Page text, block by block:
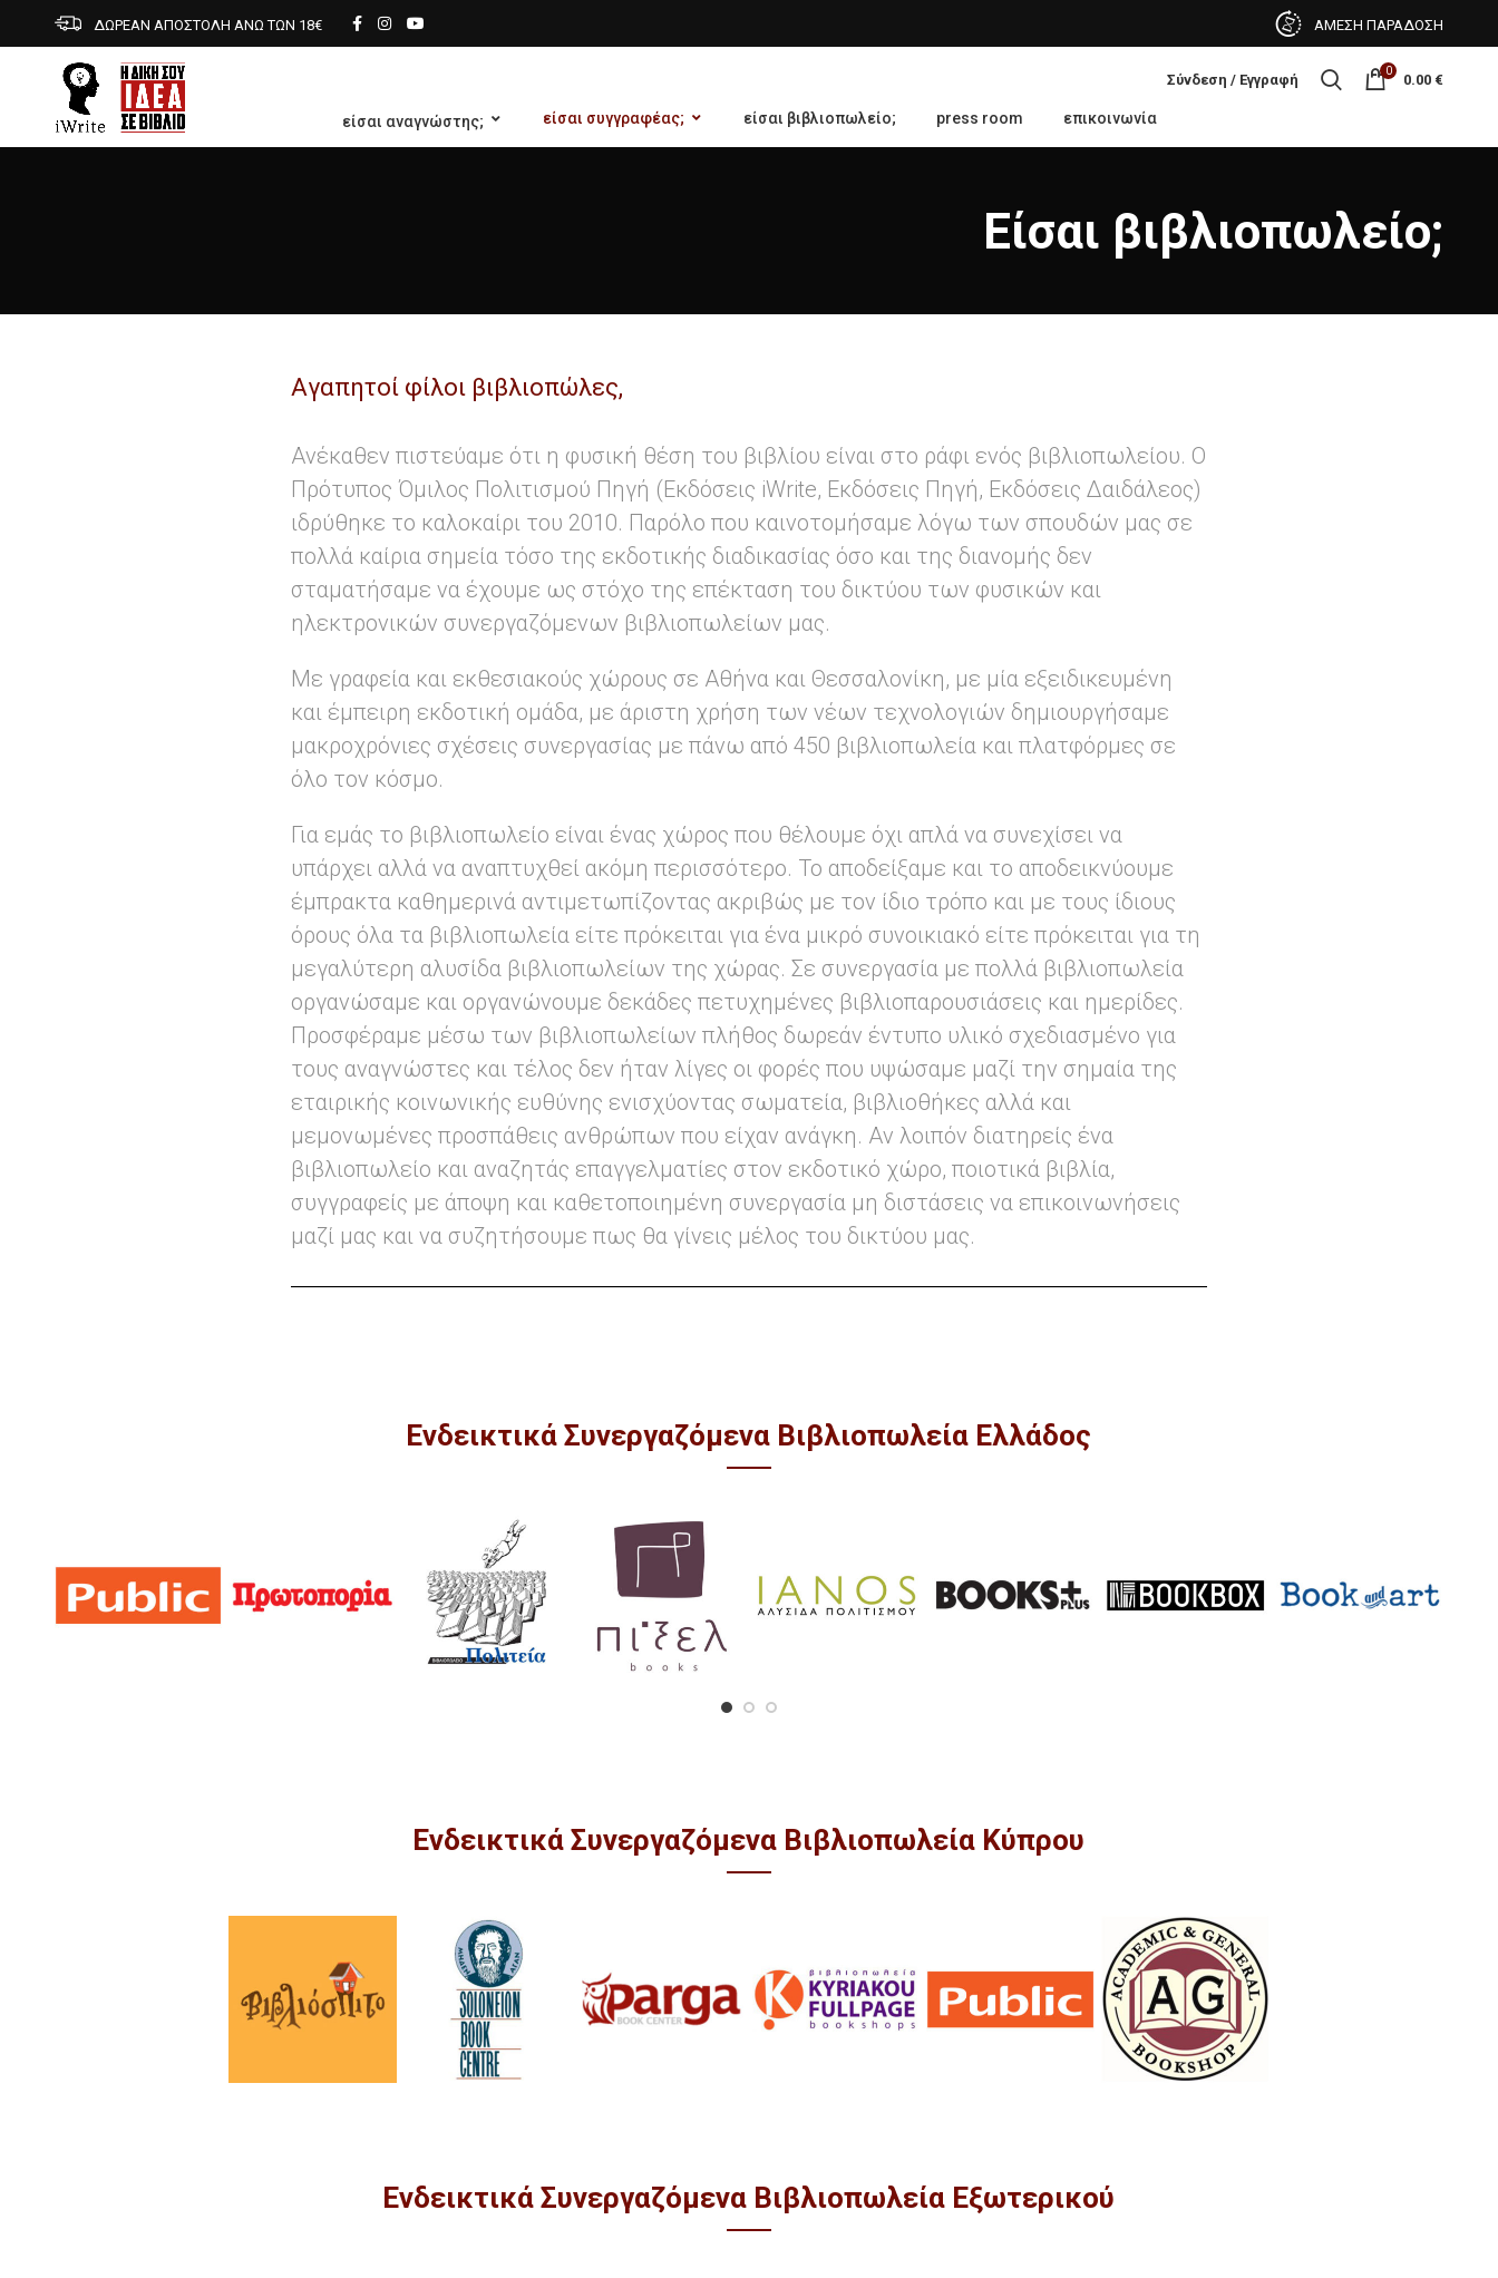
ΔΩΡΕΑΝ ΑΠΟΣΤΟΛΗ ΑΝΩ ΤΩΝ 18€ ΑΜΕΣΗ ΠΑΡΑΔΟΣΗ
Σύνδεση / Εγγραφή 0 0.00 €
είσαι αναγνώστης; είσαι συγγραφέας; είσαι βιβλιοπωλείο; press room επικοινωνία
Είσαι βιβλιοπωλείο;
Aγαπητοί φίλοι βιβλιοπώλες,
Ανέκαθεν πιστεύαμε ότι η φυσική θέση του βιβλίου είναι στο ράφι ενός βιβλιοπωλείου. Ο
Πρότυπος Όμιλος Πολιτισμού Πηγή (Εκδόσεις iWrite, Εκδόσεις Πηγή, Εκδόσεις Δαιδάλεος)
ιδρύθηκε το καλοκαίρι του 2010. Παρόλο που καινοτομήσαμε λόγω των σπουδών μας σε
πολλά καίρια σημεία τόσο της εκδοτικής διαδικασίας όσο και της διανομής δεν
σταματήσαμε να έχουμε ως στόχο της επέκταση του δικτύου των φυσικών και
ηλεκτρονικών συνεργαζόμενων βιβλιοπωλείων μας.
Με γραφεία και εκθεσιακούς χώρους σε Αθήνα και Θεσσαλονίκη, με μία εξειδικευμένη
και έμπειρη εκδοτική ομάδα, με άριστη χρήση των νέων τεχνολογιών δημιουργήσαμε
μακροχρόνιες σχέσεις συνεργασίας με πάνω από 450 βιβλιοπωλεία και πλατφόρμες σε
όλο τον κόσμο.
Για εμάς το βιβλιοπωλείο είναι ένας χώρος που θέλουμε όχι απλά να συνεχίσει να
υπάρχει αλλά να αναπτυχθεί ακόμη περισσότερο. Το αποδείξαμε και το αποδεικνύουμε
έμπρακτα καθημερινά αντιμετωπίζοντας ακριβώς με τον ίδιο τρόπο και με τους ίδιους
όρους όλα τα βιβλιοπωλεία είτε πρόκειται για ένα μικρό συνοικιακό είτε πρόκειται για τη
μεγαλύτερη αλυσίδα βιβλιοπωλείων της χώρας. Σε συνεργασία με πολλά βιβλιοπωλεία
οργανώσαμε και οργανώνουμε δεκάδες πετυχημένες βιβλιοπαρουσιάσεις και ημερίδες.
Προσφέραμε μέσω των βιβλιοπωλείων πλήθος δωρεάν έντυπο υλικό σχεδιασμένο για
τους αναγνώστες και τέλος δεν ήταν λίγες οι φορές που υψώσαμε μαζί την σημαία της
εταιρικής κοινωνικής ευθύνης ενισχύοντας σωματεία, βιβλιοθήκες αλλά και
μεμονωμένες προσπάθεις ανθρώπων που είχαν ανάγκη. Αν λοιπόν διατηρείς ένα
βιβλιοπωλείο και αναζητάς επαγγελματίες στον εκδοτικό χώρο, ποιοτικά βιβλία,
συγγραφείς με άποψη και καθετοποιημένη συνεργασία μη διστάσεις να επικοινωνήσεις
μαζί μας και να συζητήσουμε πως θα γίνεις μέλος του δικτύου μας.
Ενδεικτικά Συνεργαζόμενα Βιβλιοπωλεία Ελλάδος
Ενδεικτικά Συνεργαζόμενα Βιβλιοπωλεία Κύπρου
Ενδεικτικά Συνεργαζόμενα Βιβλιοπωλεία Εξωτερικού